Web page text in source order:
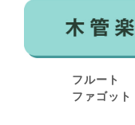
フルート
ファゴット